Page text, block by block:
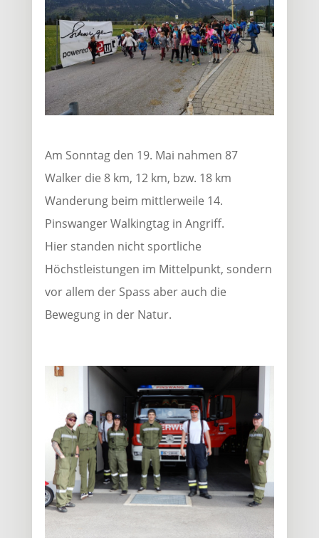
Am Sonntag den 19. Mai nahmen 87
Walker die 8 km, 12 km, bzw. 18 km
Wanderung beim mittlerweile 14.
Pinswanger Walkingtag in Angriff.
Hier standen nicht sportliche
Höchstleistungen im Mittelpunkt, sondern
vor allem der Spass aber auch die
Bewegung in der Natur.